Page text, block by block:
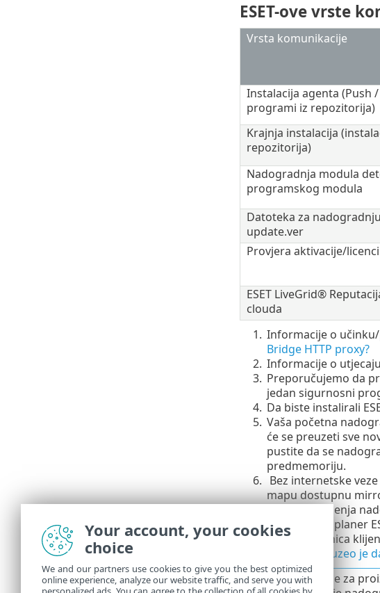
ESET-ove vrste
Vrsta komunikacije
Instalacija agenta (Push
programi iz repozitorija)
Krajnja instalacija
repozitorija)
Nadogradnja modula
programskog modula
Datoteka za
update.ver
Provjera aktivacije/
ESET LiveGrid®
clouda
1. Informacije o
Bridge HTTP proxy?
2. Informacije o
3. Preporučujemo da
jedan sigurnosni
4. Da biste instalirali
5. Vaša početna
će se preuzeti sve
pustite da se
predmemoriju.
6. Bez internetske
mapu dostupnu
Prilikom traženja
postavkama planer
je radna stanica
preuzeo je
Nadogradnje za
Your account, your cookies
choice
We and our partners use cookies to give you the best optimized
online experience, analyze our website traffic, and serve you with